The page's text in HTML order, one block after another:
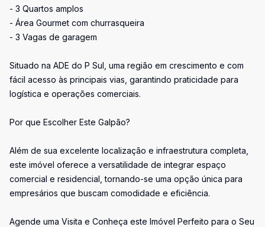
- 3 Quartos amplos
- Área Gourmet com churrasqueira
- 3 Vagas de garagem
Situado na ADE do P Sul, uma região em crescimento e com
fácil acesso às principais vias, garantindo praticidade para
logística e operações comerciais.
Por que Escolher Este Galpão?
Além de sua excelente localização e infraestrutura completa,
este imóvel oferece a versatilidade de integrar espaço
comercial e residencial, tornando-se uma opção única para
empresários que buscam comodidade e eficiência.
Agende uma Visita e Conheça este Imóvel Perfeito para o Seu